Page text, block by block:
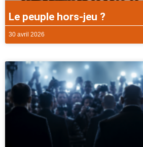
Le peuple hors-jeu ?
30 avril 2026